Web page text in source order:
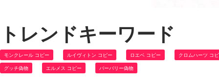
トレンドキーワード
モンクレール コピー ルイヴィトン コピー ロエベ コピー クロムハーツ コ
グッチ偽物 エルメス コピー バーバリー偽物